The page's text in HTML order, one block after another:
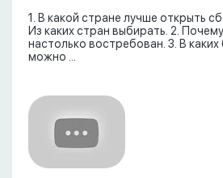
1. В какой стране лучше открыть
Из каких стран выбирать. 2.
настолько востребован. 3. В
можно ...